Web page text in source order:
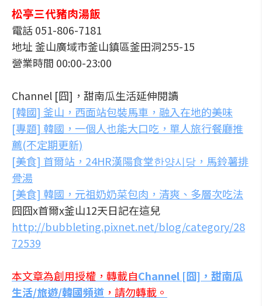
松亭三代豬肉湯飯
電話 051-806-7181
地址 釜山廣域市釜山鎮區釜田洞255-15
營業時間 00:00-23:00
Channel [囧]，甜南瓜生活延伸閱讀
[韓國] 釜山，西面站包裝馬車，融入在地的美味
[專題] 韓國，一個人也能大口吃，單人旅行餐廳推
薦(不定期更新)
[美食] 首爾站，24HR漢陽食堂한양시당，馬鈴薯排
骨湯
[美食] 韓國，元祖奶奶菜包肉，清爽、多層次吃法
囧囧x首爾x釜山12天日記在這兒
http://bubbleting.pixnet.net/blog/category/28
72539
本文章為創用授權，轉載自Channel [囧]，甜南瓜
生活/旅遊/韓國頻道 ，請勿轉載。